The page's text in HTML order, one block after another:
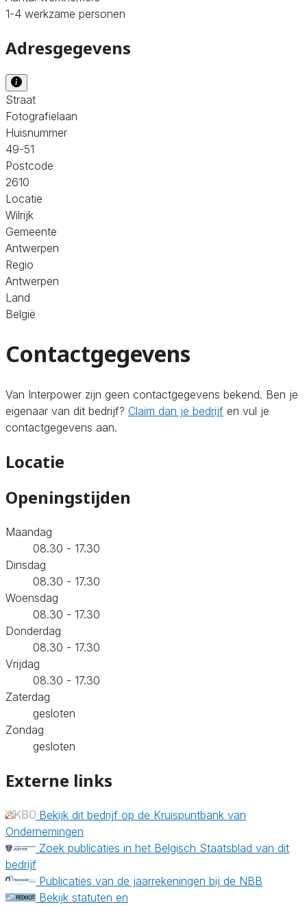
1-4 werkzame personen
Adresgegevens
Straat
Fotografielaan
Huisnummer
49-51
Postcode
2610
Locatie
Wilrijk
Gemeente
Antwerpen
Regio
Antwerpen
Land
België
Contactgegevens
Van Interpower zijn geen contactgegevens bekend. Ben je
eigenaar van dit bedrijf? Claim dan je bedrijf en vul je
contactgegevens aan.
Locatie
Openingstijden
Maandag
08.30 - 17.30
Dinsdag
08.30 - 17.30
Woensdag
08.30 - 17.30
Donderdag
08.30 - 17.30
Vrijdag
08.30 - 17.30
Zaterdag
gesloten
Zondag
gesloten
Externe links
Bekijk dit bedrijf op de Kruispuntbank van
Ondernemingen
Zoek publicaties in het Belgisch Staatsblad van dit
bedrijf
Publicaties van de jaarrekeningen bij de NBB
Bekijk statuten en